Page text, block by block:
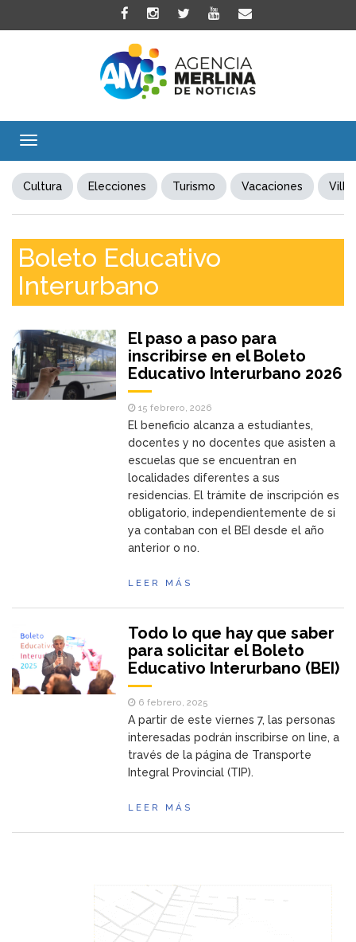
Toggle
Cultura Elecciones Turismo Vacaciones Villa
Boleto Educativo
Interurbano
El paso a paso para
inscribirse en el Boleto
Educativo Interurbano 2026
15 febrero, 2026
El beneficio alcanza a estudiantes,
docentes y no docentes que asisten a
escuelas que se encuentran en
localidades diferentes a sus
residencias. El trámite de inscripción es
obligatorio, independientemente de si
ya contaban con el BEI desde el año
anterior o no.
LEER MÁS
Todo lo que hay que saber
para solicitar el Boleto
Educativo Interurbano (BEI)
6 febrero, 2025
A partir de este viernes 7, las personas
interesadas podrán inscribirse on line, a
través de la página de Transporte
Integral Provincial (TIP).
LEER MÁS